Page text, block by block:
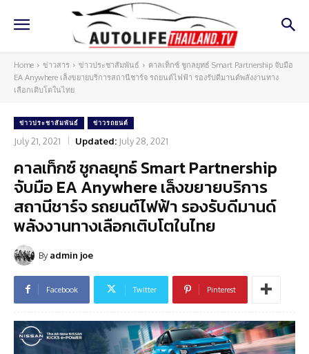
Home ข่าวสาร ข่าวประชาสัมพันธ์
คาลเท็กซ์ ชูกลยุทธ์ Smart Partnership จับมือ
EA Anywhere เล็งขยายบริการสถานีชาร์จ รถยนต์ไฟฟ้า รองรับดีมานด์พลังงานทาง
เลือกเติบโตในไทย
ข่าวประชาสัมพันธ์ ข่าวรถยนต์
July 21, 2021 Updated: July 28, 2021
คาลเท็กซ์ ชูกลยุทธ์ Smart Partnership
จับมือ EA Anywhere เล็งขยายบริการ
สถานีชาร์จ รถยนต์ไฟฟ้า รองรับดีมานด์
พลังงานทางเลือกเติบโตในไทย
By admin joe
Facebook Twitter Pinterest